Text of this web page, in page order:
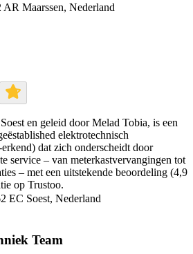
Maarssen, Nederland
en geleid door Melad Tobia, is een
elektrotechnisch
dat zich onderscheidt door
service – van meterkastvervangingen tot
– met een uitstekende beoordeling (4,9
op Trustoo.
EC Soest, Nederland
Team